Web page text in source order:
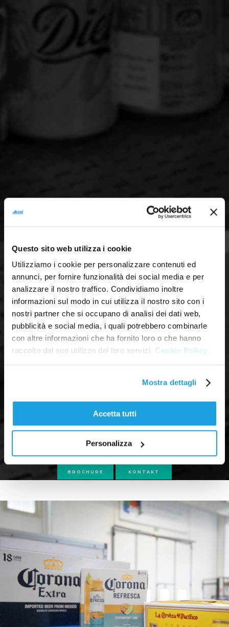
Questo sito web utilizza i cookie
Utilizziamo i cookie per personalizzare contenuti ed
annunci, per fornire funzionalità dei social media e per
analizzare il nostro traffico. Condividiamo inoltre
informazioni sul modo in cui utilizza il nostro sito con i
nostri partner che si occupano di analisi dei dati web,
pubblicità e social media, i quali potrebbero combinarle
con altre informazioni che ha fornito loro o che hanno
raccolto dal suo utilizzo dei loro servizi. Cookie Policy.
Mostra dettagli
Accetta tutti
Personalizza
BROCHURE KONTAKT